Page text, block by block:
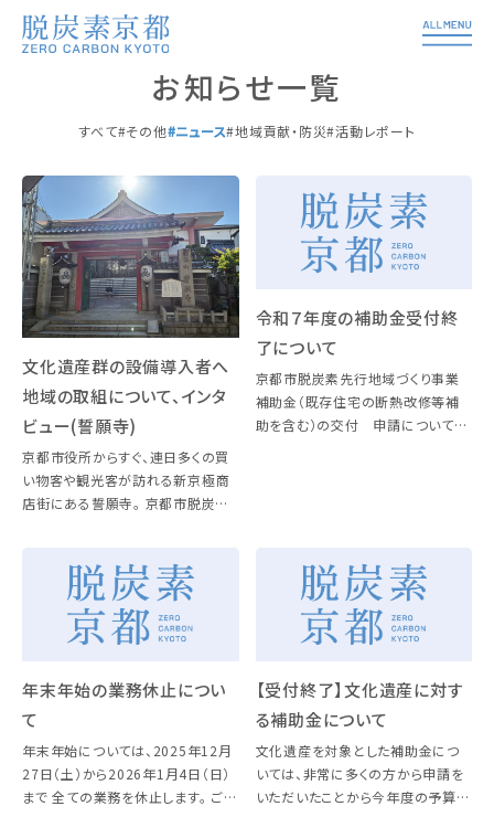
お知らせ一覧
すべて その他 ニュース 地域貢献・防災 活動レポート
文化遺産群の設備導入者へ
地域の取組について、インタ
ビュー(誓願寺)
京都市役所からすぐ、連日多くの買
い物客や観光客が訪れる新京極商
店街にある誓願寺。 京都市脱炭素
でなく、それをきっかけに、防災や子
育てなど、地域コミュニティの活
令和７年度の補助金受付終
了について
京都市脱炭素先行地域づくり事業
補助金（既存住宅の断熱改修等補
助を含む）の交付 申請について
年末年始の業務休止につい
て
年末年始については、2025年12月
27日（土）から2026年1月4日（日）
まで 全ての業務を休止します。 ご不
【受付終了】文化遺産に対す
る補助金について
文化遺産を対象とした補助金につ
いては、非常に多くの方から申請を
いただいたことから今年度の予算上